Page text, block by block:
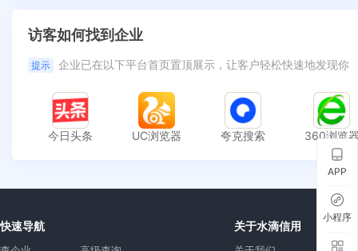
访客如何找到企业
提示 企业已在以下平台首页置顶展示，让客户轻松快速地发现你
今日头条 UC浏览器 夸克搜索 360浏览
快速导航 关于水滴信用
APP
小程序